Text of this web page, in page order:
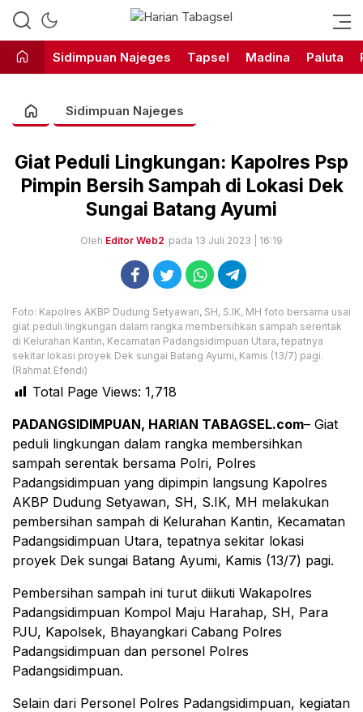
Harian Tabagsel
Harian Tabagsel Official Website
Sidimpuan Najeges
Tapsel Madina Paluta
Sidimpuan Najeges
Giat Peduli Lingkungan: Kapolres Psp
Pimpin Bersih Sampah di Lokasi Dek
Sungai Batang Ayumi
Oleh Editor Web2 pada 13 Juli 2023 | 16:19
Foto: Kapolres AKBP Dudung Setyawan, SH, S.IK, MH foto bersama usai
giat peduli lingkungan dalam rangka membersihkan sampah serentak
di Kelurahan Kantin, Kecamatan Padangsidimpuan Utara, tepatnya
sekitar lokasi proyek Dek sungai Batang Ayumi, Kamis (13/7) pagi.
(Rahmat Efendi)
Total Page Views: 1,718
PADANGSIDIMPUAN, HARIAN TABAGSEL.com– Giat
peduli lingkungan dalam rangka membersihkan
sampah serentak bersama Polri, Polres
Padangsidimpuan yang dipimpin langsung Kapolres
AKBP Dudung Setyawan, SH, S.IK, MH melakukan
pembersihan sampah di Kelurahan Kantin, Kecamatan
Padangsidimpuan Utara, tepatnya sekitar lokasi
proyek Dek sungai Batang Ayumi, Kamis (13/7) pagi.
Pembersihan sampah ini turut diikuti Wakapolres
Padangsidimpuan Kompol Maju Harahap, SH, Para
PJU, Kapolsek, Bhayangkari Cabang Polres
Padangsidimpuan dan personel Polres
Padangsidimpuan.
Selain dari Personel Polres Padangsidimpuan, kegiatan